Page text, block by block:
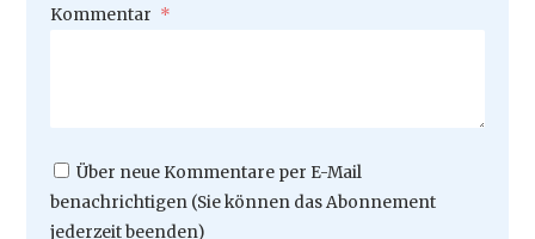
Pflichtfeld
Kommentar *
Über neue Kommentare per E-Mail
benachrichtigen (Sie können das Abonnement
jederzeit beenden)